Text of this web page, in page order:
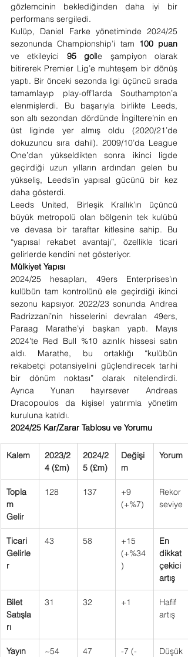
gözlemcinin beklediğinden daha iyi bir
performans sergiledi.
Kulüp, Daniel Farke yönetiminde 2024/25
sezonunda Championship’i tam 100 puan
ve etkileyici 95 golle şampiyon olarak
bitirerek Premier Lig’e muhteşem bir dönüş
yaptı. Bir önceki sezonda ligi üçüncü sırada
tamamlayıp play-off’larda Southampton’a
elenmişlerdi. Bu başarıyla birlikte Leeds,
son altı sezondan dördünde İngiltere’nin en
üst liginde yer almış oldu (2020/21’de
dokuzuncu sıra dahil). 2009/10’da League
One’dan yükseldikten sonra ikinci ligde
geçirdiği uzun yılların ardından gelen bu
yükseliş, Leeds’in yapısal gücünü bir kez
daha gösterdi.
Leeds United, Birleşik Krallık’ın üçüncü
büyük metropolü olan bölgenin tek kulübü
ve devasa bir taraftar kitlesine sahip. Bu
“yapısal rekabet avantajı”, özellikle ticari
gelirlerde kendini net gösteriyor.
Mülkiyet Yapısı
2024/25 hesapları, 49ers Enterprises’ın
kulübün tam kontrolünü ele geçirdiği ikinci
sezonu kapsıyor. 2022/23 sonunda Andrea
Radrizzani’nin hisselerini devralan 49ers,
Paraag Marathe’yi başkan yaptı. Mayıs
2024’te Red Bull %10 azınlık hissesi satın
aldı. Marathe, bu ortaklığı “kulübün
rekabetçi potansiyelini güçlendirecek tarihi
bir dönüm noktası” olarak nitelendirdi.
Ayrıca Yunan hayırsever Andreas
Dracopoulos da kişisel yatırımla yönetim
kuruluna katıldı.
2024/25 Kar/Zarar Tablosu ve Yorumu
Kalem
2023/2
4 (£m)
2024/2
5 (£m)
Değişi
m
Yorum
Topla
m
Gelir
128 137
+9
(+%7)
Rekor
seviye
Ticari
Gelirle
r
43 58
+15
(+%34
)
En
dikkat
çekici
artış
Bilet
Satışla
rı
31 32 +1
Hafif
artış
Yayın
~54 47
-7 (-
Düşük